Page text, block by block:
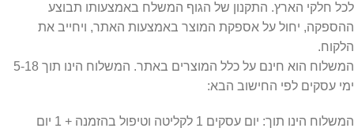
לכל חלקי הארץ. התקנון של הגוף המשלח באמצעותו תבוצע
ההספקה, יחול על אספקת המוצר באמצעות האתר, ויחייב את
הלקוח.
המשלוח הוא חינם על כלל המוצרים באתר. המשלוח הינו תוך 5-18
ימי עסקים לפי החישוב הבא:
המשלוח הינו תוך: יום עסקים 1 לקליטה וטיפול בהזמנה + 1 יום